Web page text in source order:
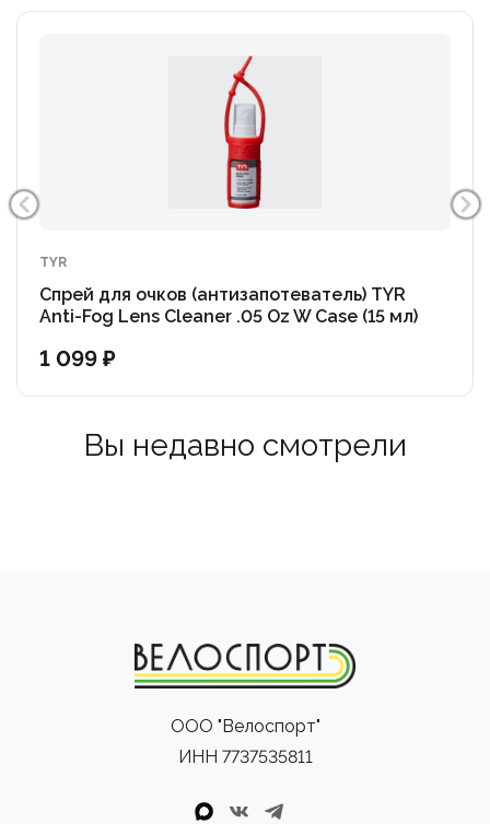
TYR
Спрей для очков (антизапотеватель) TYR
Anti-Fog Lens Cleaner .05 Oz W Case (15 мл)
1 099 ₽
Вы недавно смотрели
ООО "Велоспорт"
ИНН 7737535811